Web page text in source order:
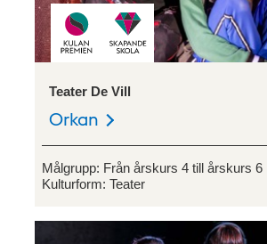
Teater De Vill
Orkan
Målgrupp: Från årskurs 4 till årskurs 6
Kulturform: Teater